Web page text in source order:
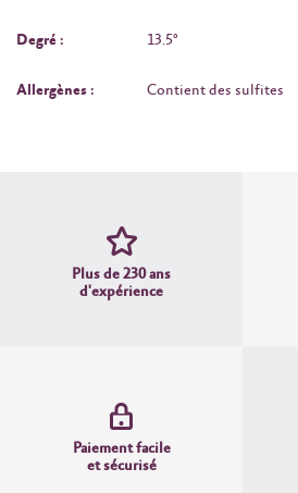
Degré : 13.5°
Allergènes : Contient des sulfites
Plus de 230 ans
d'expérience
Paiement facile
et sécurisé